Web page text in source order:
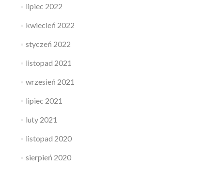
lipiec 2022
kwiecień 2022
styczeń 2022
listopad 2021
wrzesień 2021
lipiec 2021
luty 2021
listopad 2020
sierpień 2020